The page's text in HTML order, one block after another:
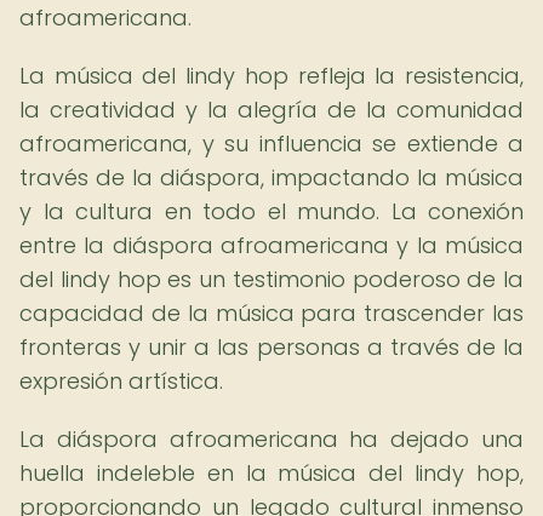
afroamericana.
La música del lindy hop refleja la resistencia,
la creatividad y la alegría de la comunidad
afroamericana, y su influencia se extiende a
través de la diáspora, impactando la música
y la cultura en todo el mundo. La conexión
entre la diáspora afroamericana y la música
del lindy hop es un testimonio poderoso de la
capacidad de la música para trascender las
fronteras y unir a las personas a través de la
expresión artística.
La diáspora afroamericana ha dejado una
huella indeleble en la música del lindy hop,
proporcionando un legado cultural inmenso